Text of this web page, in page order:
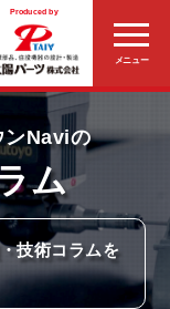
Produced by
メニュー
ンNaviの
ム
技術コラムを